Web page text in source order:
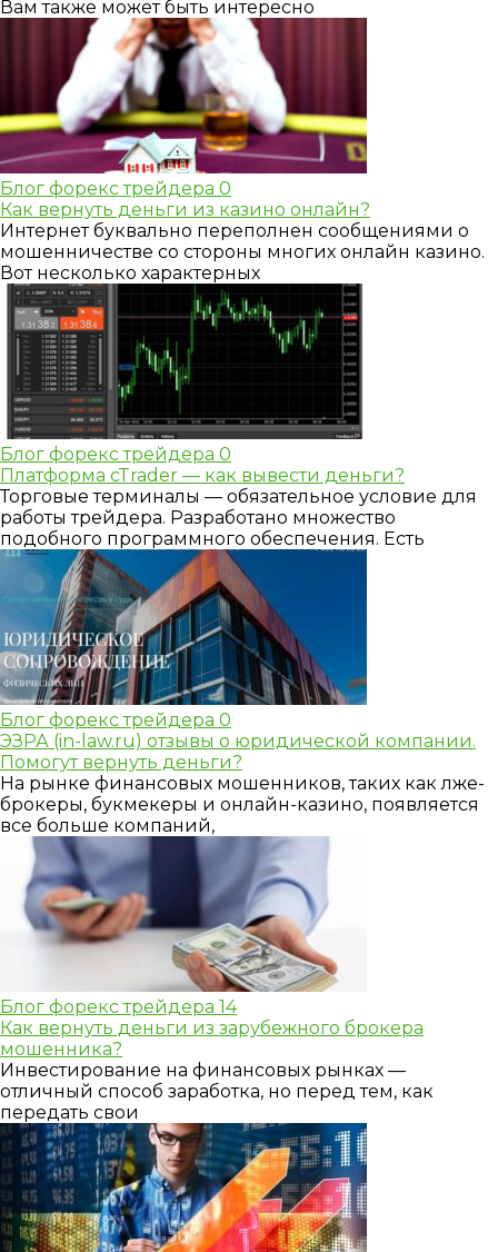
Вам также может быть интересно
Блог форекс трейдера 0
Как вернуть деньги из казино онлайн?
Интернет буквально переполнен сообщениями о
мошенничестве со стороны многих онлайн казино.
Вот несколько характерных
Блог форекс трейдера 0
Платформа cTrader — как вывести деньги?
Торговые терминалы — обязательное условие для
работы трейдера. Разработано множество
подобного программного обеспечения. Есть
Блог форекс трейдера 0
ЭЗРА (in-law.ru) отзывы о юридической компании.
Помогут вернуть деньги?
На рынке финансовых мошенников, таких как лже-
брокеры, букмекеры и онлайн-казино, появляется
все больше компаний,
Блог форекс трейдера 14
Как вернуть деньги из зарубежного брокера
мошенника?
Инвестирование на финансовых рынках —
отличный способ заработка, но перед тем, как
передать свои